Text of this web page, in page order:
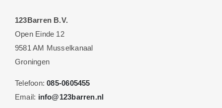
123Barren B.V.
Open Einde 12
9581 AM Musselkanaal
Groningen
Telefoon:085-0605455
Email: info@123barren.nl